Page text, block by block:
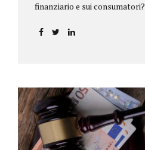
finanziario e sui consumatori?